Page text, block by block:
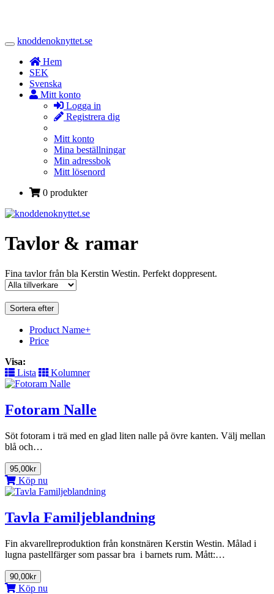
Toggle
Navigation
knoddenoknyttet.se
Hem
SEK
Svenska
Mitt konto
Logga in
Registrera dig
Mitt konto
Mina beställningar
Min adressbok
Mitt lösenord
0 produkter
Tavlor & ramar
Fina tavlor från bla Kerstin Westin. Perfekt doppresent.
Sortera efter
Product Name+
Price
Visa:
Lista
Kolumner
Fotoram Nalle
Söt fotoram i trä med en glad liten nalle på övre kanten. Välj mellan
blå och…
95,00kr
Köp nu
Tavla Familjeblandning
Fin akvarellreproduktion från konstnären Kerstin Westin. Målad i
lugna pastellfärger som passar bra i barnets rum. Mått:…
90,00kr
Köp nu